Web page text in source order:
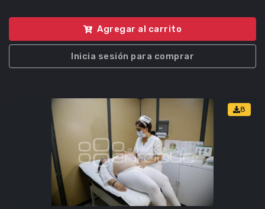
Agregar al carrito
Inicia sesión para comprar
8